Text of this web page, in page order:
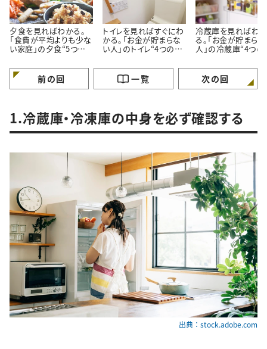
夕食を見ればわかる。
「食費が平均よりも少な
い家庭」の夕食“5つの
トイレを見ればすぐにわ
かる。「お金が貯まらな
い人」のトイレ“4つの特
冷蔵庫を見ればわか
る。「お金が貯まら
人」の冷蔵庫“4つの
前の回 一覧 次の回
1.冷蔵庫・冷凍庫の中身を必ず確認する
出典：stock.adobe.com